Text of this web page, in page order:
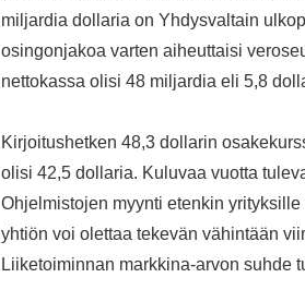
miljardia dollaria on Yhdysvaltain
osingonjakoa varten aiheuttaisi
nettokassa olisi 48 miljardia eli 5,8
Kirjoitushetken 48,3 dollarin
olisi 42,5 dollaria. Kuluvaa vuotta
Ohjelmistojen myynti etenkin
yhtiön voi olettaa tekevän vähintään
Liiketoiminnan markkina-arvon suhde